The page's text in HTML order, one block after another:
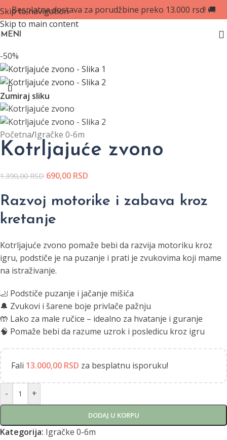
Skip to navigation
Skip to main content
Besplatna dostava za porudžbine preko 13.000 rsd! 🚚
MENI
-50%
Zumiraj sliku
Početna/Igračke 0-6m
Kotrljajuće zvono
1.390,00RSD 690,00 RSD
Razvoj motorike i zabava kroz
kretanje
Kotrljajuće zvono pomaže bebi da razvija motoriku kroz
igru, podstiče je na puzanje i prati je zvukovima koji mame
na istraživanje.
🦶 Podstiče puzanje i jačanje mišića
🔔 Zvukovi i šarene boje privlače pažnju
🤲 Lako za male ručice – idealno za hvatanje i guranje
🧠 Pomaže bebi da razume uzrok i posledicu kroz igru
Fali 13.000,00 RSD za besplatnu isporuku!
- +
DODAJ U KORPU
Alternative:
Kategorija: Igračke 0-6m